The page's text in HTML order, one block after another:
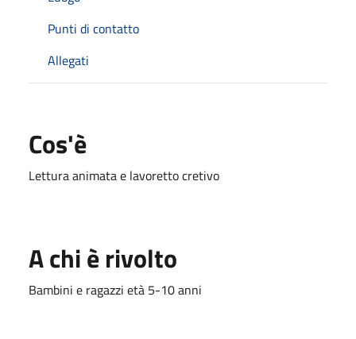
Punti di contatto
Allegati
Cos'è
Lettura animata e lavoretto cretivo
A chi è rivolto
Bambini e ragazzi età 5-10 anni